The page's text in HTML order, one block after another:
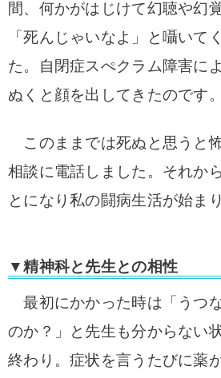
間、何かがはじけて幻聴や幻
「死んじゃいなよ」と囁いて
た。自閉症スぺクラム障害に
ぬくと顔を出してきたのです。
このままでは死ぬと思うと
相談に電話しました。 それか
とになり私の闘病生活が始ま
▼精神科と先生との相性
最初にかかった時は「うつ
のか？」と先生も分からない
終わり。症状を言うたびに薬